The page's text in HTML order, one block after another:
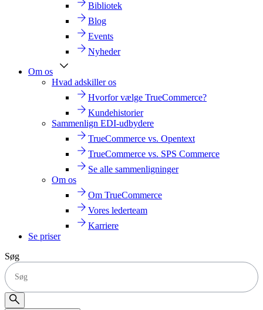
Bibliotek
Blog
Events
Nyheder
Om os
Hvad adskiller os
Hvorfor vælge TrueCommerce?
Kundehistorier
Sammenlign EDI-udbydere
TrueCommerce vs. Opentext
TrueCommerce vs. SPS Commerce
Se alle sammenligninger
Om os
Om TrueCommerce
Vores lederteam
Karriere
Se priser
Søg